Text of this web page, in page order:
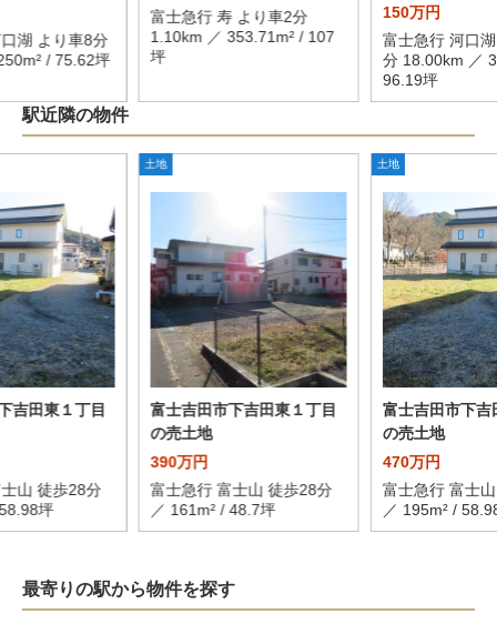
湖 より車8分
/ 75.62坪
富士急行 寿 より車2分
1.10km ／ 353.71m² / 107
坪
150万円
富士急行 河口
分 18.00km ／
96.19坪
駅近隣の物件
吉田東１丁目
山 徒歩28分
坪
土地
富士吉田市下吉田東１丁目
の売土地
390万円
富士急行 富士山 徒歩28分
／ 161m² / 48.7坪
土地
富士吉田市下吉
の売土地
470万円
富士急行 富士
／ 195m² /
最寄りの駅から物件を探す